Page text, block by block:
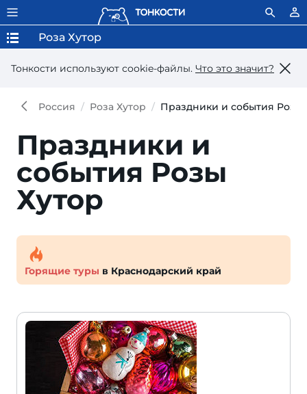
Тонкости используют сookie-файлы. Что это значит?
Роза Хутор
Россия Роза Хутор Праздники и события Розы
Праздники и
события Розы
Хутор
Горящие туры в Краснодарский край